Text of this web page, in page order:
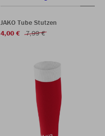
JAKO Tube Stutzen
4,00 €
7,99 €